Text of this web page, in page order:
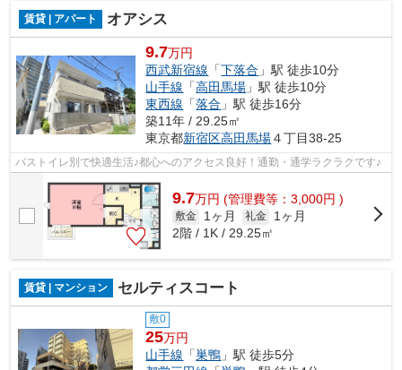
賃貸 | アパート オアシス
9.7万円
西武新宿線 「下落合 」駅 徒歩10分
山手線 「高田馬場 」駅 徒歩10分
東西線 「落合 」駅 徒歩16分
築11年 / 29.25㎡
東京都新宿区高田馬場４丁目38-25
バストイレ別で快適生活♪都心へのアクセス良好！通勤・通学ラクラクです♪
9.7万円 (管理費等：3,000円 )
敷金 1ヶ月 礼金
1ヶ月
2階 / 1K / 29.25㎡
賃貸 | マンション セルティスコート
敷0
25万円
山手線 「巣鴨 」駅 徒歩5分